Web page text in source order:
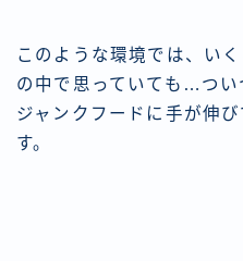
このような環境では、い
の中で思っていても…つい
ジャンクフードに手が伸
す。